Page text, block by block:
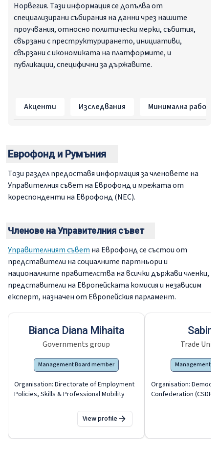
Норвегия. Тази информация се допълва от
специализирани събирания на данни чрез нашите
проучвания, относно политически мерки, събития,
свързани с преструктурирането, инициативи,
свързани с икономиката на платформите, и
публикации, специфични за държавите.
Акценти Изследвания Минимална
Еврофонд и Румъния
Този раздел предоставя информация за членовете на
Управителния съвет на Еврофонд и мрежата от
кореспонденти на Еврофонд (NEC).
Членове на Управителния съвет
Управителният съвет на Еврофонд се състои от
представители на социалните партньори и
националните правителства на всички държави членки,
представители на Европейската комисия и независим
експерт, назначен от Европейския парламент.
Bianca Diana Mihaita
Governments group
Management Board member
Organisation: Directorate of Employment
Policies, Skills & Professional Mobility
View profile
Sabin
Trade
Management
Organisation:
Confederation (CSDR)